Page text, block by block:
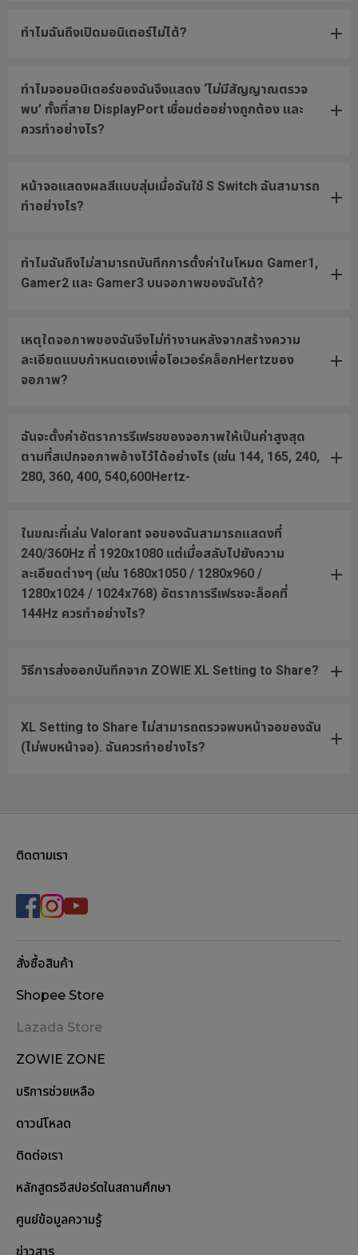
ทำไมฉันถึงเปิดมอนิเตอร์ไม่ได้?
ทำไมจอมอนิเตอร์ของฉันจึงแสดง ‘ไม่มีสัญญาณตรวจ
พบ’ ทั้งที่สาย DisplayPort เชื่อมต่ออย่างถูกต้อง และ
ควรทำอย่างไร?
หน้าจอแสดงผลสีแบบสุ่มเมื่อฉันใช้ S Switch ฉันสามารถ
ทำอย่างไร?
ทำไมฉันถึงไม่สามารถบันทึกการตั้งค่าในโหมด Gamer1,
Gamer2 และ Gamer3 บนจอภาพของฉันได้?
เหตุใดจอภาพของฉันจึงไม่ทำงานหลังจากสร้างความ
ละเอียดแบบกำหนดเองเพื่อโอเวอร์คล็อกHertzของ
จอภาพ?
ฉันจะตั้งค่าอัตราการรีเฟรชของจอภาพให้เป็นค่าสูงสุด
ตามที่สเปกจอภาพอ้างไว้ได้อย่างไร (เช่น 144, 165, 240,
280, 360, 400, 540,600Hertz-
ในขณะที่เล่น Valorant จอของฉันสามารถแสดงที่
240/360Hz ที่ 1920x1080 แต่เมื่อสลับไปยังความ
ละเอียดต่างๆ (เช่น 1680x1050 / 1280x960 /
1280x1024 / 1024x768) อัตราการรีเฟรชจะล็อคที่
144Hz ควรทำอย่างไร?
วิธีการส่งออกบันทึกจาก ZOWIE XL Setting to Share?
XL Setting to Share ไม่สามารถตรวจพบหน้าจอของฉัน
(ไม่พบหน้าจอ). ฉันควรทำอย่างไร?
ติดตามเรา
สั่งซื้อสินค้า
Shopee Store
Lazada Store
ZOWIE ZONE
บริการช่วยเหลือ
ดาวน์โหลด
ติดต่อเรา
หลักสูตรอีสปอร์ตในสถานศึกษา
ศูนย์ข้อมูลความรู้
ข่าวสาร